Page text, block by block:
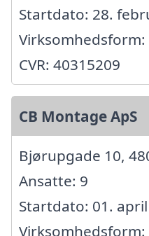
Startdato: 28.
CVR: 40315209
CB Montage ApS
Bjørupgade 10,
Ansatte: 9
Startdato: 01.